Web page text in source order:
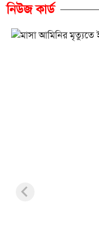
নিউজ কার্ড